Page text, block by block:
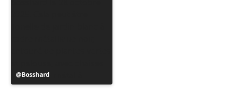
Publication
publiée
Bosshard